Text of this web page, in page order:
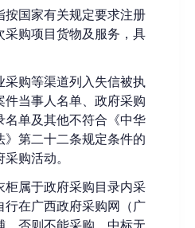
按国家有关规定要求注册
采购项目货物及服务，具
采购等渠道列入失信被执
当事人名单、政府采购
名单及其他不符合《中华
》第二十二条规定条件的
购活动。
柜属于政府采购目录内采
行在广西政府采购网（广
否则不能采购，中标无